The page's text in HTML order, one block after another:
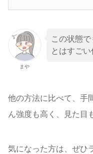
まや
この状態
とはすごい
他の方法に比べて、手
ん強度も高く、見た目
気になった方は、ぜひ